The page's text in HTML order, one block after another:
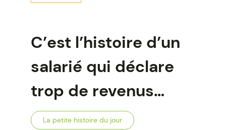
C’est l’histoire d’un
salarié qui déclare
trop de revenus…
La petite histoire du jour